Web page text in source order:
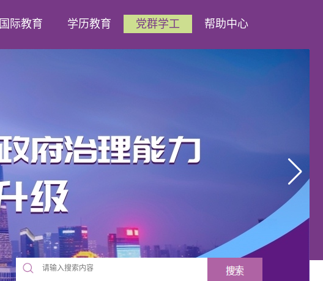
国际教育 学历教育 党群学工 帮助中心